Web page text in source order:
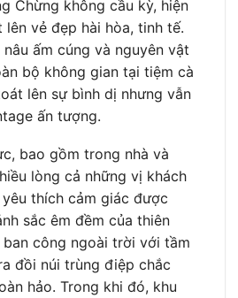
Chừng không cầu kỳ, hiện
vẻ đẹp hài hòa, tinh tế.
ấm cúng và nguyên vật
bộ không gian tại tiệm cà
lên sự bình dị nhưng vẫn
ấn tượng.
bao gồm trong nhà và
lòng cả những vị khách
thích cảm giác được
sắc êm đềm của thiên
công ngoài trời với tầm
đồi núi trùng điệp chắc
hảo. Trong khi đó, khu